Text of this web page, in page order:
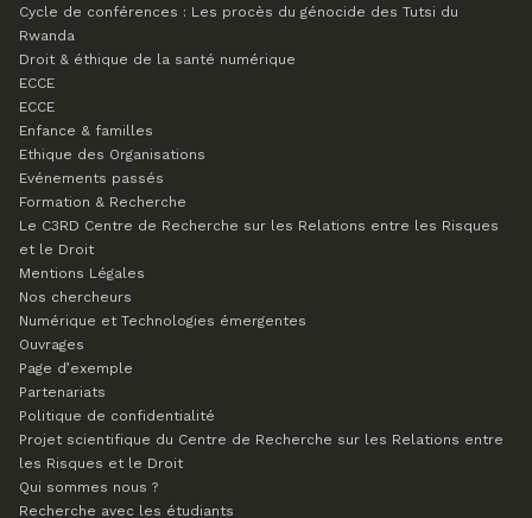
Cycle de conférences : Les procès du génocide des Tutsi du
Rwanda
Droit & éthique de la santé numérique
ECCE
ECCE
Enfance & familles
Ethique des Organisations
Evénements passés
Formation & Recherche
Le C3RD Centre de Recherche sur les Relations entre les Risques
et le Droit
Mentions Légales
Nos chercheurs
Numérique et Technologies émergentes
Ouvrages
Page d’exemple
Partenariats
Politique de confidentialité
Projet scientifique du Centre de Recherche sur les Relations entre
les Risques et le Droit
Qui sommes nous ?
Recherche avec les étudiants